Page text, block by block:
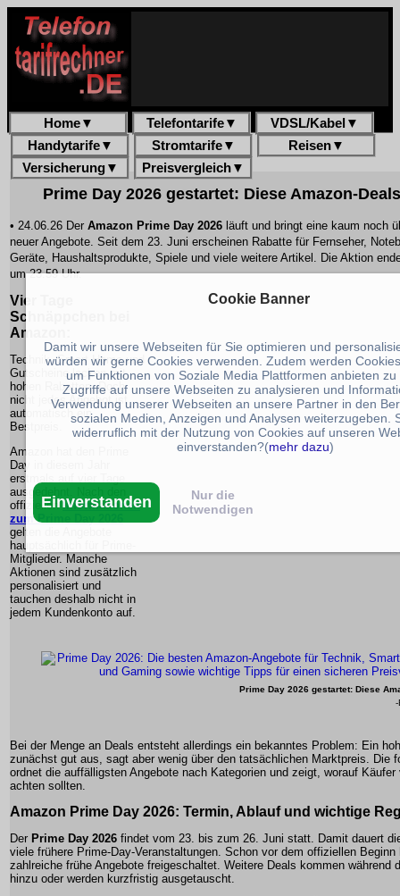
Home▼ Telefontarife▼ VDSL/Kabel ▼
Handytarife▼ Stromtarife▼ Reisen▼
Versicherung▼ Preisvergleich▼
Prime Day 2026 gestartet: Diese Amazon-
• 24.06.26 Der Amazon Prime Day 2026 läuft und bringt eine kaum noch
neuer Angebote. Seit dem 23. Juni erscheinen Rabatte für Fernseher,
Geräte, Haushaltsprodukte, Spiele und viele weitere Artikel. Die Aktion
um 23.59 Uhr.
Vier Tage
Schnäppchen bei
Amazon:
Technik, Smart Home und
Gutscheine locken mit
hohen Rabatten. Doch
nicht jedes Angebot ist
automatisch ein
Bestpreis.
Amazon hat den Prime
Day in diesem Jahr
erstmals auf vier Tage
ausgedehnt. Nach den
offiziellenInformationen
zum Prime Day 2026
gelten die Angebote
hauptsächlich für Prime-
Mitglieder. Manche
Aktionen sind zusätzlich
personalisiert und
tauchen deshalb nicht in
jedem Kundenkonto auf.
Prime Day 2026 gestartet: Diese
-
Bei der Menge an Deals entsteht allerdings ein bekanntes Problem: Ein
zunächst gut aus, sagt aber wenig über den tatsächlichen Marktpreis. Die
ordnet die auffälligsten Angebote nach Kategorien und zeigt, worauf
achten sollten.
Amazon Prime Day 2026: Termin, Ablauf und wichtige
Der Prime Day 2026 findet vom 23. bis zum 26. Juni statt. Damit dauert
viele frühere Prime-Day-Veranstaltungen. Schon vor dem offiziellen Beginn
zahlreiche frühe Angebote freigeschaltet. Weitere Deals kommen während
hinzu oder werden kurzfristig ausgetauscht.
Cookie Banner
Damit wir unsere Webseiten für Sie optimieren und
würden wir gerne Cookies verwenden. Zudem werden
um Funktionen von Soziale Media Plattformen anbieten zu
Zugriffe auf unsere Webseiten zu analysieren und
Verwendung unserer Webseiten an unsere Partner in den
sozialen Medien, Anzeigen und Analysen weiterzugeben.
widerruflich mit der Nutzung von Cookies auf unseren
einverstanden?(mehr dazu)
Einverstanden
Nur die
Notwendigen